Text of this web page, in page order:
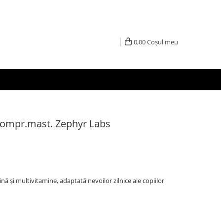
0,00Coșul meu
Zephyr Labs
și multivitamine, adaptată nevoilor zilnice ale copiilor